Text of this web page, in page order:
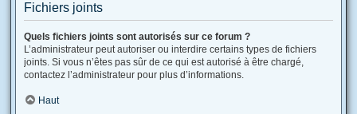
Fichiers joints
Quels fichiers joints sont autorisés sur ce forum ?
L’administrateur peut autoriser ou interdire certains types de fichiers
joints. Si vous n’êtes pas sûr de ce qui est autorisé à être chargé,
contactez l’administrateur pour plus d’informations.
Haut